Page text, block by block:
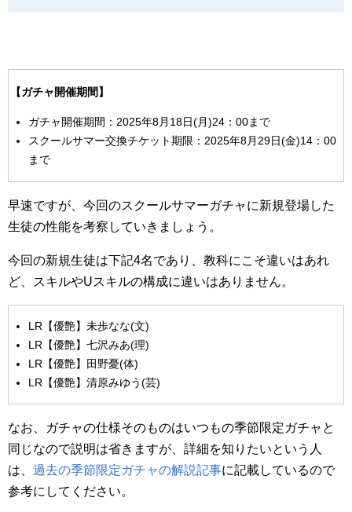
【ガチャ開催期間】
ガチャ開催期間：2025年8月18日(月)24：00まで
スクールサマー交換チケット期限：2025年8月29日(金)14：00
まで
早速ですが、今回のスクールサマーガチャに新規登場した
生徒の性能を考察していきましょう。
今回の新規生徒は下記4名であり、教科にこそ違いはあれ
ど、スキルやUスキルの構成に違いはありません。
LR【優艶】未歩なな(文)
LR【優艶】七沢みあ(理)
LR【優艶】田野憂(体)
LR【優艶】清原みゆう(芸)
なお、ガチャの仕様そのものはいつもの季節限定ガチャと
同じなので説明は省きますが、詳細を知りたいという人
は、 過去の季節限定ガチャの解説記事に記載しているので
参考にしてください。